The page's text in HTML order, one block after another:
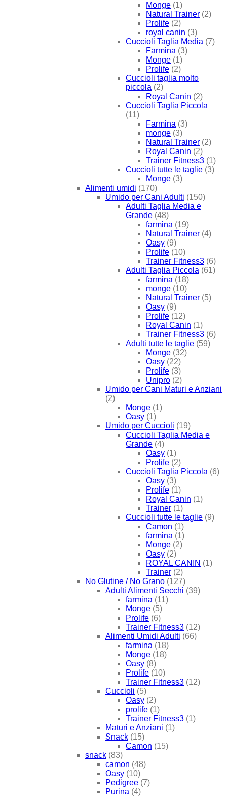
Monge (1)
Natural Trainer (2)
Prolife (2)
royal canin (3)
Cuccioli Taglia Media (7)
Farmina (3)
Monge (1)
Prolife (2)
Cuccioli taglia molto
piccola (2)
Royal Canin (2)
Cuccioli Taglia Piccola
(11)
Farmina (3)
monge (3)
Natural Trainer (2)
Royal Canin (2)
Trainer Fitness3 (1)
Cuccioli tutte le taglie (3)
Monge (3)
Alimenti umidi (170)
Umido per Cani Adulti (150)
Adulti Taglia Media e
Grande (48)
farmina (19)
Natural Trainer (4)
Oasy (9)
Prolife (10)
Trainer Fitness3 (6)
Adulti Taglia Piccola (61)
farmina (18)
monge (10)
Natural Trainer (5)
Oasy (9)
Prolife (12)
Royal Canin (1)
Trainer Fitness3 (6)
Adulti tutte le taglie (59)
Monge (32)
Oasy (22)
Prolife (3)
Unipro (2)
Umido per Cani Maturi e Anziani
(2)
Monge (1)
Oasy (1)
Umido per Cuccioli (19)
Cuccioli Taglia Media e
Grande (4)
Oasy (1)
Prolife (2)
Cuccioli Taglia Piccola (6)
Oasy (3)
Prolife (1)
Royal Canin (1)
Trainer (1)
Cuccioli tutte le taglie (9)
Camon (1)
farmina (1)
Monge (2)
Oasy (2)
ROYAL CANIN (1)
Trainer (2)
No Glutine / No Grano (127)
Adulti Alimenti Secchi (39)
farmina (11)
Monge (5)
Prolife (6)
Trainer Fitness3 (12)
Alimenti Umidi Adulti (66)
farmina (18)
Monge (18)
Oasy (8)
Prolife (10)
Trainer Fitness3 (12)
Cuccioli (5)
Oasy (2)
prolife (1)
Trainer Fitness3 (1)
Maturi e Anziani (1)
Snack (15)
Camon (15)
snack (83)
camon (48)
Oasy (10)
Pedigree (7)
Purina (4)